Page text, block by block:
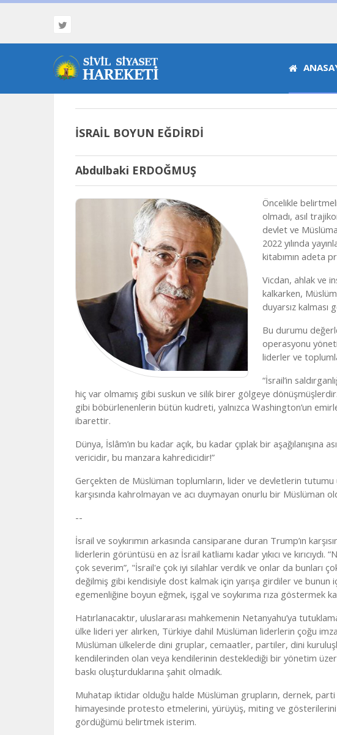
İSRAİL BOYUN EĞDİRDİ
Abdulbaki ERDOĞMUŞ
Öncelikle
olmadı, asıl
devlet ve
2022 yılında
kitabımın adeta
Vicdan, ahlak ve
kalkarken,
duyarsız kalması
Bu durumu
operasyonu
liderler ve
“İsrail’in
hiç var olmamış gibi suskun ve silik birer gölgeye
gibi böbürlenenlerin bütün kudreti, yalnızca Washington’un
ibarettir.
Dünya, İslâm’ın bu kadar açık, bu kadar çıplak bir aşağılanışına
vericidir, bu manzara kahredicidir!”
Gerçekten de Müslüman toplumların, lider ve devletlerin
karşısında kahrolmayan ve acı duymayan onurlu bir Müslüman
--
İsrail ve soykırımın arkasında cansiparane duran Trump’ın
liderlerin görüntüsü en az İsrail katliamı kadar yıkıcı ve kırıcıydı.
çok severim”, "İsrail'e çok iyi silahlar verdik ve onlar da bunları
değilmiş gibi kendisiyle dost kalmak için yarışa girdiler ve
egemenliğine boyun eğmek, işgal ve soykırıma rıza göstermek
Hatırlanacaktır, uluslararası mahkemenin Netanyahu’ya
ülke lideri yer alırken, Türkiye dahil Müslüman liderlerin çoğu
Müslüman ülkelerde dini gruplar, cemaatler, partiler, dini
kendilerinden olan veya kendilerinin desteklediği bir yönetim
baskı oluşturduklarına şahit olmadık.
Muhatap iktidar olduğu halde Müslüman grupların, dernek, parti
himayesinde protesto etmelerini, yürüyüş, miting ve
gördüğümü belirtmek isterim.